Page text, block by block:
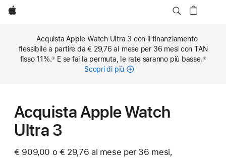
Apple
Acquista Apple Watch Ultra 3 con il finanziamento
flessibile a partire da € 29,76 al mese per 36 mesi con TAN
fisso 11%.① E se fai la permuta, le rate saranno più basse.②
Scopri di più sulle
Acquista Apple Watch
Ultra 3
€ 909,00 o € 29,76 al mese per 36 mesi,